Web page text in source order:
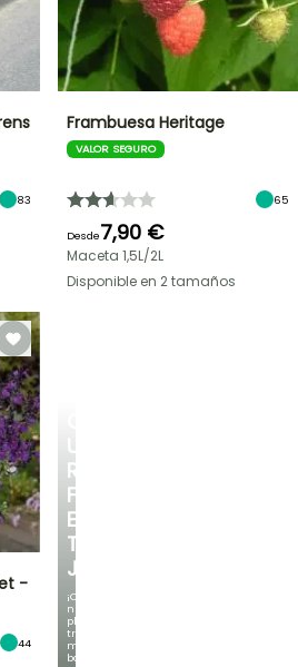
UN
RINCÓN
FRESCO
EN
TU
JARDÍN
¡Con
nuestras
plantas
trepadoras
más
bonitas!
83
Frambuesa Heritage
VALOR SEGURO
65
Desde7,90 €
Maceta 1,5L/2L
Disponible en 2 tamaños
-
44